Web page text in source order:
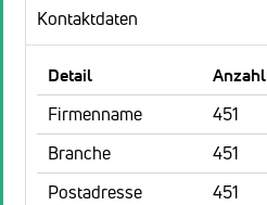
Kontaktdaten
Detail Anzahl
Firmenname
451
Branche
451
Postadresse
451